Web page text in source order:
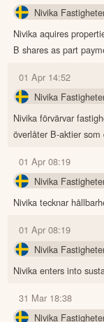
Nivika
Nivika aquires
B shares as part
01 Apr 14:52
Nivika
Nivika förvärvar
överlåter B-aktier som
01 Apr 08:19
Nivika
Nivika tecknar
01 Apr 08:19
Nivika
Nivika enters into
31 Mar 18:38
Nivika